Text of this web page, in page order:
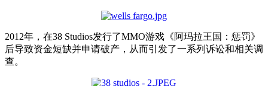
2012年，在38 Studios发行了MMO游戏《阿玛拉王国：惩罚》
后导致资金短缺并申请破产，从而引发了一系列诉讼和相关调
查。